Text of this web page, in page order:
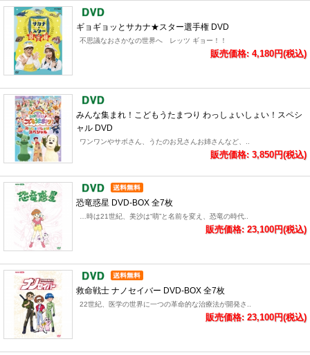
ギョギョッとサカナ★スター選手権 DVD
不思議なおさかなの世界へ レッツ ギョー！！
販売価格: 4,180円(税込)
みんな集まれ！こどもうたまつり わっしょいしょい！スペシ
ャル DVD
ワンワンやサボさん、うたのお兄さんお姉さんなど、..
販売価格: 3,850円(税込)
恐竜惑星 DVD-BOX 全7枚
…時は21世紀、美沙は“萌”と名前を変え、恐竜の時代..
販売価格: 23,100円(税込)
救命戦士 ナノセイバー DVD-BOX 全7枚
22世紀、医学の世界に一つの革命的な治療法が開発さ..
販売価格: 23,100円(税込)